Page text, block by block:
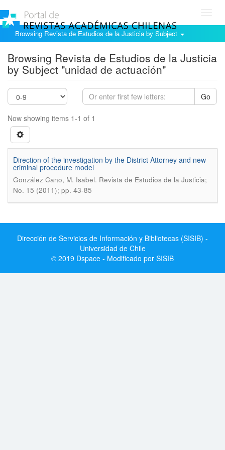
Browsing Revista de Estudios de la Justicia by Subject
Browsing Revista de Estudios de la Justicia
by Subject "unidad de actuación"
Go
Now showing items 1-1 of 1
Direction of the investigation by the District Attorney and new
criminal procedure model
González Cano, M. Isabel. Revista de Estudios de la Justicia;
No. 15 (2011); pp. 43-85
Dirección de Servicios de Información y Bibliotecas (SISIB) -
Universidad de Chile
© 2019 Dspace - Modificado por SISIB